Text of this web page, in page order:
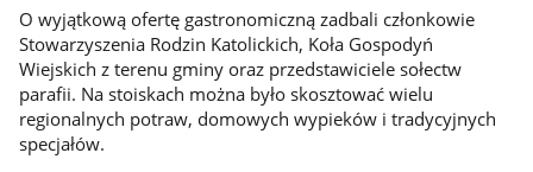
O wyjątkową ofertę gastronomiczną zadbali członkowie
Stowarzyszenia Rodzin Katolickich, Koła Gospodyń
Wiejskich z terenu gminy oraz przedstawiciele sołectw
parafii. Na stoiskach można było skosztować wielu
regionalnych potraw, domowych wypieków i tradycyjnych
specjałów.